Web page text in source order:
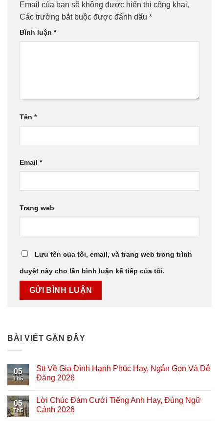
Email của bạn sẽ không được hiển thị công khai.
Các trường bắt buộc được đánh dấu *
Bình luận *
Tên *
Email *
Trang web
Lưu tên của tôi, email, và trang web trong trình
duyệt này cho lần bình luận kế tiếp của tôi.
BÀI VIẾT GẦN ĐÂY
05
Th5
Stt Về Gia Đình Hạnh Phúc Hay, Ngắn Gọn Và Dễ
Đăng 2026
05
Th5
Lời Chúc Đám Cưới Tiếng Anh Hay, Đúng Ngữ
Cảnh 2026